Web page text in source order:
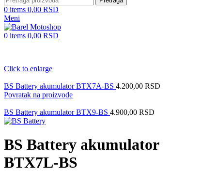
0 items 0,00 RSD
Meni
0 items 0,00 RSD
Click to enlarge
BS Battery akumulator BTX7A-BS 4.200,00 RSD
Povratak na proizvode
BS Battery akumulator BTX9-BS 4.900,00 RSD
BS Battery akumulator
BTX7L-BS